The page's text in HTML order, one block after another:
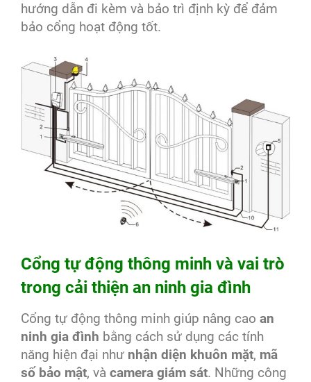
hướng dẫn đi kèm và bảo trì định kỳ để đảm
bảo cổng hoạt động tốt.
Cổng tự động thông minh và vai trò
trong cải thiện an ninh gia đình
Cổng tự động thông minh giúp nâng cao an
ninh gia đình bằng cách sử dụng các tính
năng hiện đại như nhận diện khuôn mặt, mã
số bảo mật, và camera giám sát. Những công